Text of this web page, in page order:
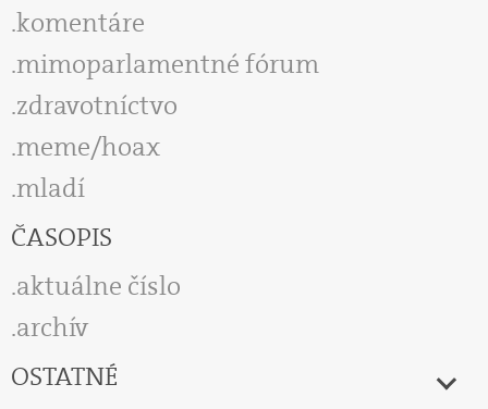
komentáre
mimoparlamentné fórum
zdravotníctvo
meme/hoax
mladí
ČASOPIS
aktuálne číslo
archív
OSTATNÉ